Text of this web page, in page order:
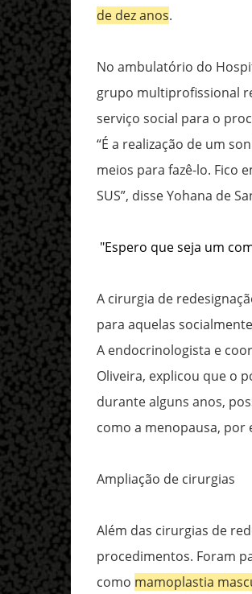
de dez anos.
No ambulatório do
grupo multiprofissional
serviço social para o
“É a realização de um
meios para fazê-lo. Fico
SUS”, disse Yohana de
"Espero que seja um
A cirurgia de
para aquelas
A endocrinologista e
Oliveira, explicou que o
durante alguns anos,
como a menopausa, por
Ampliação de cirurgias
Além das cirurgias de
procedimentos. Foram
como mamoplastia